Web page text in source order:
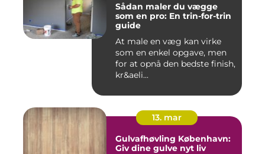
Sådan maler du vægge
som en pro: En trin-for-trin
guide
At male en væg kan virke
som en enkel opgave, men
for at opnå den bedste finish,
kr&aeli...
13. mar
Gulvafhøvling København:
Giv dine gulve nyt liv